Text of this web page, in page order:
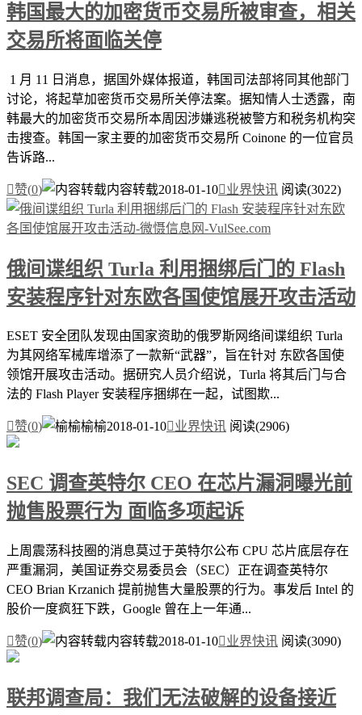
韩国最大的加密货币交易所被审查，相关
交易所将面临关停
1 月 11 日消息，据国外媒体报道，韩国司法部将同其他部门
讨论，将起草加密货币交易所关停法案。据知情人士透露，南
韩最大的加密货币交易所本周因涉嫌逃税被警方和税务机构突
击搜查。韩国一家主要的加密货币交易所 Coinone 的一位官员
告诉路...
赞(0) 内容转载2018-01-10业界快讯 阅读(3022)
俄间谍组织 Turla 利用捆绑后门的 Flash
安装程序针对东欧各国使馆展开攻击活动
ESET 安全团队发现由国家资助的俄罗斯网络间谍组织 Turla
为其网络军械库增添了一款新“武器”，旨在针对 东欧各国使
领馆开展攻击活动。据研究人员介绍说，Turla 将其后门与合
法的 Flash Player 安装程序捆绑在一起，试图欺...
赞(0) 榆榆2018-01-10业界快讯 阅读(2906)
SEC 调查英特尔 CEO 在芯片漏洞曝光前
抛售股票行为 面临多项起诉
上周震荡科技圈的消息莫过于英特尔公布 CPU 芯片底层存在
严重漏洞，美国证券交易委员会（SEC）正在调查英特尔
CEO Brian Krzanich 提前抛售大量股票的行为。事发后 Intel 的
股价一度疯狂下跌，Google 曾在上一年通...
赞(0) 内容转载2018-01-10业界快讯 阅读(3090)
联邦调查局：我们无法破解的设备接近